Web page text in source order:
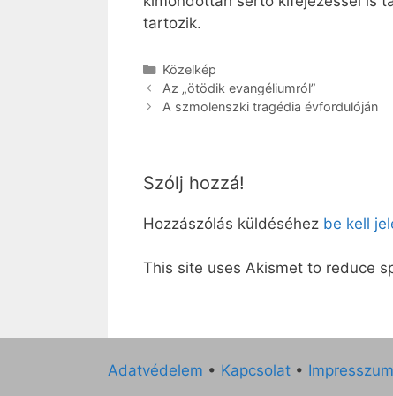
tartozik.
Kategória
Közelkép
Az „ötödik evangéliumról”
A szmolenszki tragédia évfordulóján
Szólj hozzá!
Hozzászólás küldéséhez be kell
This site uses Akismet to reduce
Adatvédelem • Kapcsolat • Impresszum